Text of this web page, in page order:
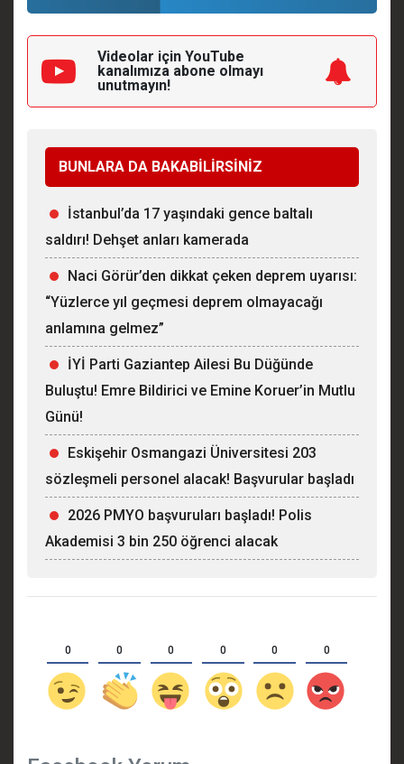
Videolar için YouTube
kanalımıza abone olmayı
unutmayın!
BUNLARA DA BAKABİLİRSİNİZ
İstanbul’da 17 yaşındaki gence baltalı
saldırı! Dehşet anları kamerada
Naci Görür’den dikkat çeken deprem uyarısı:
“Yüzlerce yıl geçmesi deprem olmayacağı
anlamına gelmez”
İYİ Parti Gaziantep Ailesi Bu Düğünde
Buluştu! Emre Bildirici ve Emine Koruer’in Mutlu
Günü!
Eskişehir Osmangazi Üniversitesi 203
sözleşmeli personel alacak! Başvurular başladı
2026 PMYO başvuruları başladı! Polis
Akademisi 3 bin 250 öğrenci alacak
0 0 0 0 0 0